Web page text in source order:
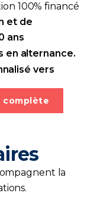
100% financé
et de
ans
en alternance.
vers
complète
la